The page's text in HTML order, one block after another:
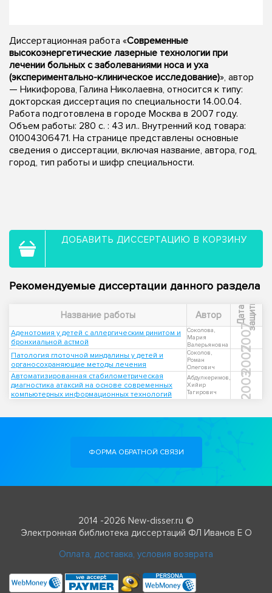
Диссертационная работа «Современные
высокоэнергетические лазерные технологии при
лечении больных с заболеваниями носа и уха
(экспериментально-клиническое исследование)», автор
— Никифорова, Галина Николаевна, относится к типу:
докторская диссертация по специальности 14.00.04.
Работа подготовлена в городе Москва в 2007 году.
Объем работы: 280 с. : 43 ил.. Внутренний код товара:
01004306471. На странице представлены основные
сведения о диссертации, включая название, автора, год,
город, тип работы и шифр специальности.
ДОБАВИТЬ ДИССЕРТАЦИЮ В КОРЗИНУ
Рекомендуемые диссертации данного раздела
Название работы Автор Д
а
т
а
з
а
щ
и
т ы
Аденотомия у детей с аллергическим ринитом и
бронхиальной астмой
Соколова,
Мария
Валерьяновна
2007
Патология глоточной миндалины у детей и
органосохраняющие методы лечения
Соколов,
Роман
Олегович
2007
Автоматизированная стабилометрическая
диагностика атаксий на основе современных
компьютерных информационных технологий
Абдулкеримов,
Хийир
Тагирович
2003
ФОРМА ОБРАТНОЙ СВЯЗИ
2014 -2026 New-disser.ru ©
Электронная библиотека диссертаций ФЛ Иванов Е О
Оплата, доставка, условия возврата